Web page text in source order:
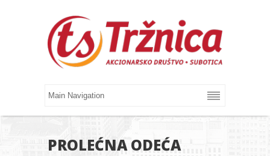
PROLEĆNA ODEĆA